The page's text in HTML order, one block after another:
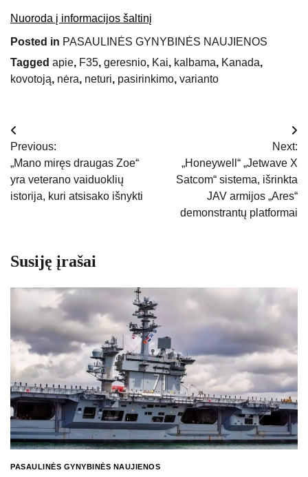
Nuoroda į informacijos šaltinį
Posted in PASAULINĖS GYNYBINĖS NAUJIENOS
Tagged apie, F35, geresnio, Kai, kalbama, Kanada,
kovotoją, nėra, neturi, pasirinkimo, varianto
Navigacija
tarp
įrašų
Previous:
„Mano miręs draugas Zoe“
yra veterano vaiduoklių
istorija, kuri atsisako išnykti
Next:
„Honeywell“ „Jetwave X
Satcom“ sistema, išrinkta
JAV armijos „Ares“
demonstrantų platformai
Susiję įrašai
PASAULINĖS GYNYBINĖS NAUJIENOS